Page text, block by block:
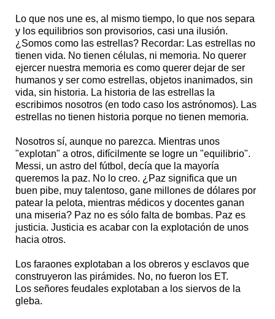
Lo que nos une es, al mismo tiempo, lo que nos separa
y los equilibrios son provisorios, casi una ilusión.
¿Somos como las estrellas? Recordar: Las estrellas no
tienen vida. No tienen células, ni memoria. No querer
ejercer nuestra memoria es como querer dejar de ser
humanos y ser como estrellas, objetos inanimados, sin
vida, sin historia. La historia de las estrellas la
escribimos nosotros (en todo caso los astrónomos). Las
estrellas no tienen historia porque no tienen memoria.
Nosotros sí, aunque no parezca. Mientras unos
"explotan" a otros, difícilmente se logre un "equilibrio".
Messi, un astro del fútbol, decía que la mayoría
queremos la paz. No lo creo. ¿Paz significa que un
buen pibe, muy talentoso, gane millones de dólares por
patear la pelota, mientras médicos y docentes ganan
una miseria? Paz no es sólo falta de bombas. Paz es
justicia. Justicia es acabar con la explotación de unos
hacia otros.
Los faraones explotaban a los obreros y esclavos que
construyeron las pirámides. No, no fueron los ET.
Los señores feudales explotaban a los siervos de la
gleba.